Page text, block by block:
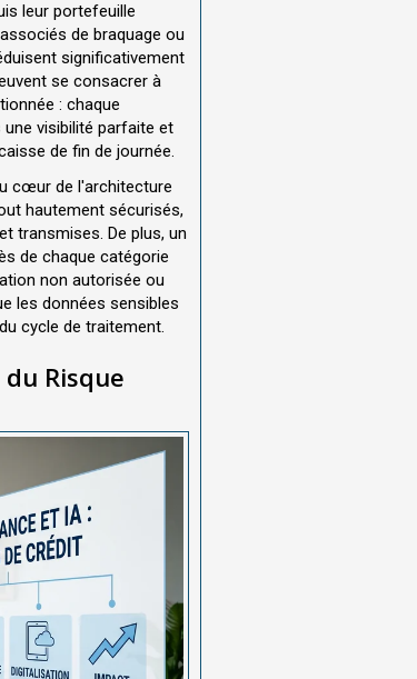
leur portefeuille
de braquage ou
significativement
se consacrer à
: chaque
visibilité parfaite et
de fin de journée.
cœur de l'architecture
hautement sécurisés,
transmises. De plus, un
de chaque catégorie
non autorisée ou
les données sensibles
cycle de traitement.
Risque